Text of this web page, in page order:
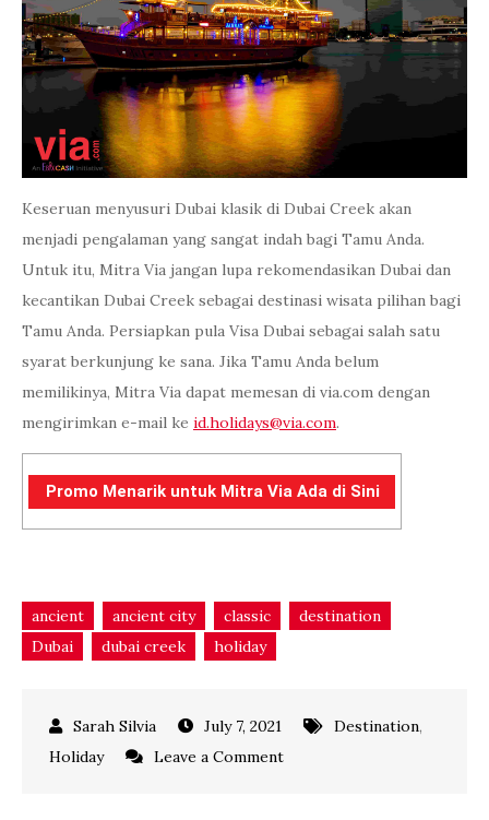
Keseruan menyusuri Dubai klasik di Dubai Creek akan
menjadi pengalaman yang sangat indah bagi Tamu Anda.
Untuk itu, Mitra Via jangan lupa rekomendasikan Dubai dan
kecantikan Dubai Creek sebagai destinasi wisata pilihan bagi
Tamu Anda. Persiapkan pula Visa Dubai sebagai salah satu
syarat berkunjung ke sana. Jika Tamu Anda belum
memilikinya, Mitra Via dapat memesan di via.com dengan
mengirimkan e-mail ke id.holidays@via.com.
Promo Menarik untuk Mitra Via Ada di Sini
ancient ancient city classic
destination
Dubai
dubai creek holiday
July 7, 2021 Destination,
Holiday
Leave a Commenton